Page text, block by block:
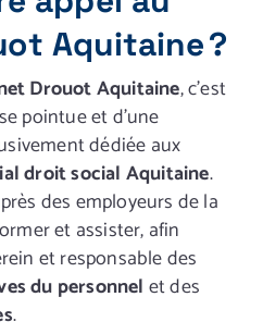
Aquitaine ?
Drouot Aquitaine, c’est
pointue et d’une
dédiée aux
droit social Aquitaine.
des employeurs de la
et assister, afin
et responsable des
du personnel et des
.